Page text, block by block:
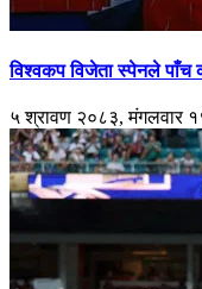
विश्वकप विजेता स्पेनले पाँच
५ श्रावण २०८३, मंगलवार